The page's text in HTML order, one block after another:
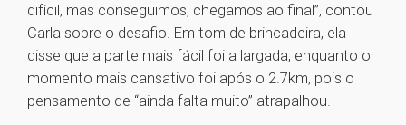
difícil, mas conseguimos, chegamos ao final”, contou
Carla sobre o desafio. Em tom de brincadeira, ela
disse que a parte mais fácil foi a largada, enquanto o
momento mais cansativo foi após o 2.7km, pois o
pensamento de “ainda falta muito” atrapalhou.